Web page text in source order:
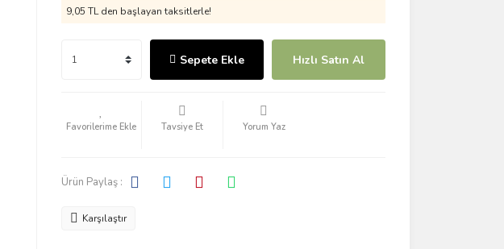
9,05 TL den başlayan taksitlerle!
Sepete Ekle Hızlı Satın Al
Tavsiye Et Yorum Yaz
Ürün Paylaş :
Karşılaştır